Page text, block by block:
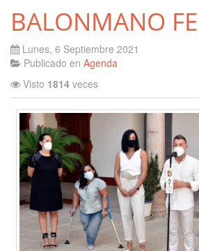
BALONMANO
Lunes, 6 Septiembre 2021
Publicado en Agenda
Visto 1814 veces